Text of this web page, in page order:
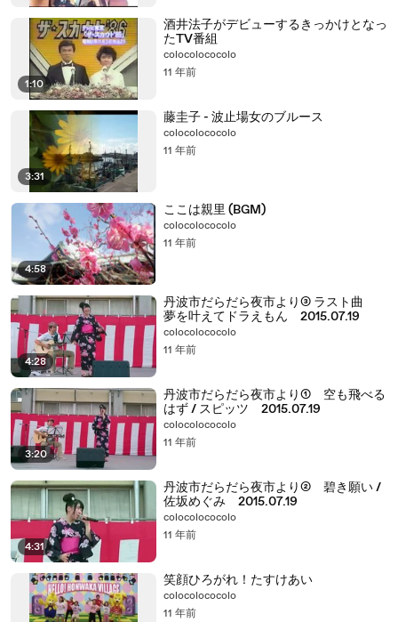
1:10
酒井法子がデビューするきっかけとなっ
たTV番組
colocolococolo
11 年前
3:31
藤圭子 - 波止場女のブルース
colocolococolo
11 年前
4:58
ここは親里 (BGM)
colocolococolo
11 年前
4:28
丹波市だらだら夜市より③ ラスト曲
夢を叶えてドラえもん 2015.07.19
colocolococolo
11 年前
3:20
丹波市だらだら夜市より① 空も飛べる
はず / スピッツ 2015.07.19
colocolococolo
11 年前
4:31
丹波市だらだら夜市より② 碧き願い /
佐坂めぐみ 2015.07.19
colocolococolo
11 年前
笑顔ひろがれ！たすけあい
colocolococolo
11 年前